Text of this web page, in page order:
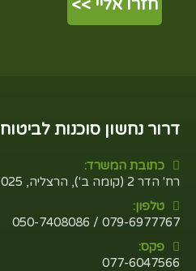
דרור נחשון סוכנות לביטוח
כתובת המשרד:
רח' הדר 2 (קומה ב'), הרצליה, 4629025
טלפון:
079-6977767 / 050-7408086
פקס:
077-6047566